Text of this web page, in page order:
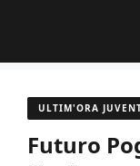
contenuto
ULTIM'ORA
Futuro